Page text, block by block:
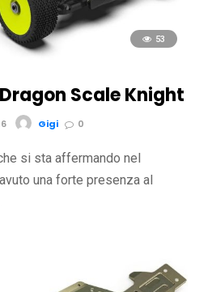
53
Scale Knight
Gigi 0
si sta affermando nel
una forte presenza al